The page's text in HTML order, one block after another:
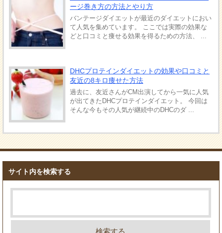
ージ巻き方の方法とやり方
バンテージダイエットが最近のダイエットにおい
て人気を集めています。 ここでは実際の効果な
どと口コミと痩せる効果を得るための方法、 ...
DHCプロテインダイエットの効果や口コミと
友近の8キロ痩せた方法
過去に、友近さんがCM出演してから一気に人気
が出てきたDHCプロテインダイエット。 今回は
そんな今もその人気が継続中のDHCのダ ...
サイト内を検索する